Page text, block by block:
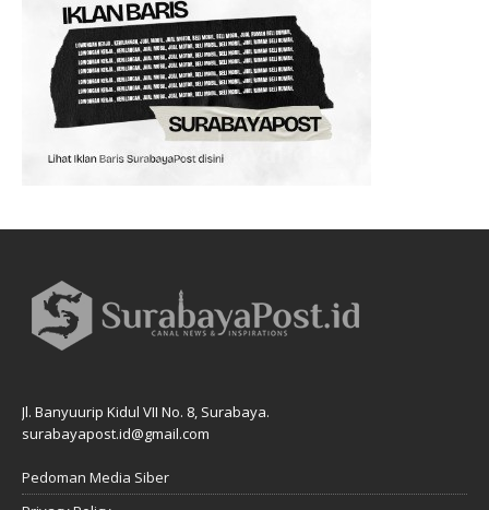
Jl. Banyuurip Kidul VII No. 8, Surabaya.
surabayapost.id@gmail.com
Pedoman Media Siber